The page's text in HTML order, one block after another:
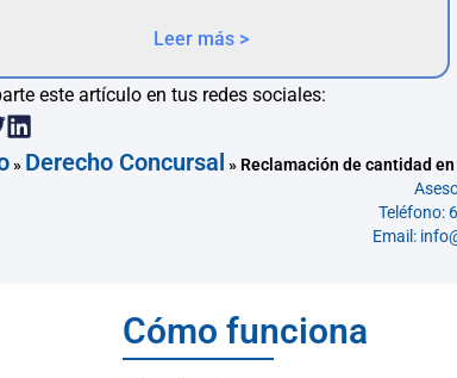
Leer más >
este artículo en tus redes sociales:
» Derecho Concursal » Reclamación de cantidad
Teléfono:
Email:
Cómo funciona